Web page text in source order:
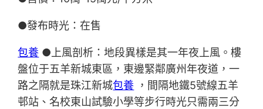
●發布時光：在售
包養 ●上風剖析：地段異樣是其一年夜上風。樓
盤位于五羊新城東區，東邊緊鄰廣州年夜道，一
路之隔就是珠江新城包養 ，間隔地鐵5號線五羊
邨站、名校東山試驗小學等步行時光只需兩三分